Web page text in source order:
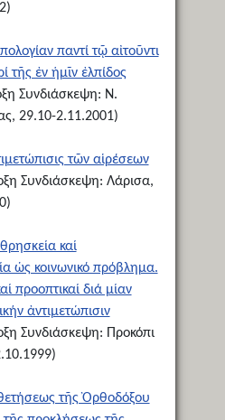
παντί τῷ αἰτοῦντι
τῆς ἐν ἡμῖν ἐλπίδος
Συνδιάσκεψη: Ν.
29.10-2.11.2001)
τῶν αἱρέσεων
Συνδιάσκεψη: Λάρισα,
καί
ὡς κοινωνικό πρόβλημα.
προοπτικαί διά μίαν
ἀντιμετώπισιν
Συνδιάσκεψη: Προκόπι
τῆς Ὀρθοδόξου